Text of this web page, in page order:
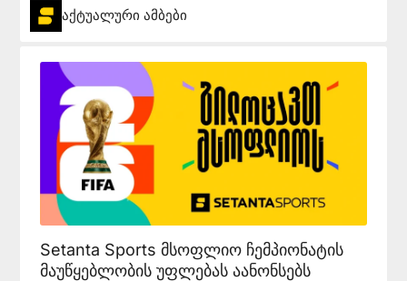
აქტუალური ამბები
Setanta Sports მსოფლიო ჩემპიონატის
მაუწყებლობის უფლებას აანონსებს